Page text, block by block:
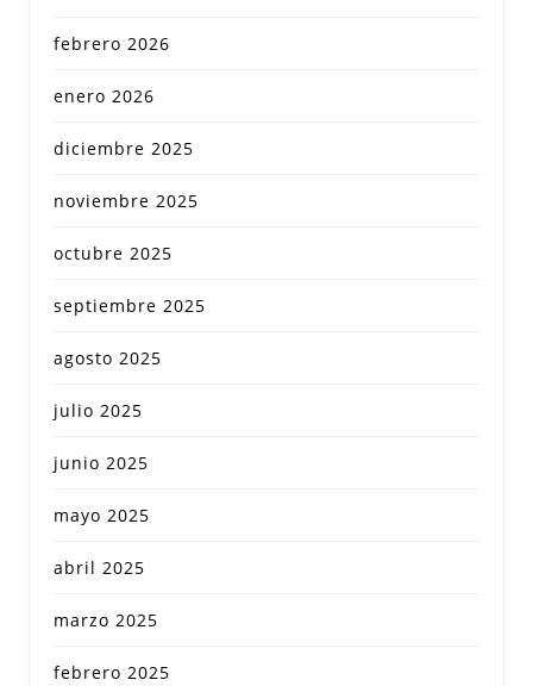
febrero 2026
enero 2026
diciembre 2025
noviembre 2025
octubre 2025
septiembre 2025
agosto 2025
julio 2025
junio 2025
mayo 2025
abril 2025
marzo 2025
febrero 2025